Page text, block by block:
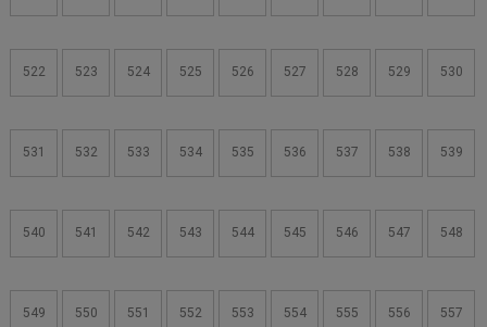
522 523 524 525 526 527 528 529 530
531 532 533 534 535 536 537 538 539
540 541 542 543 544 545 546 547 548
549 550 551 552 553 554 555 556 557